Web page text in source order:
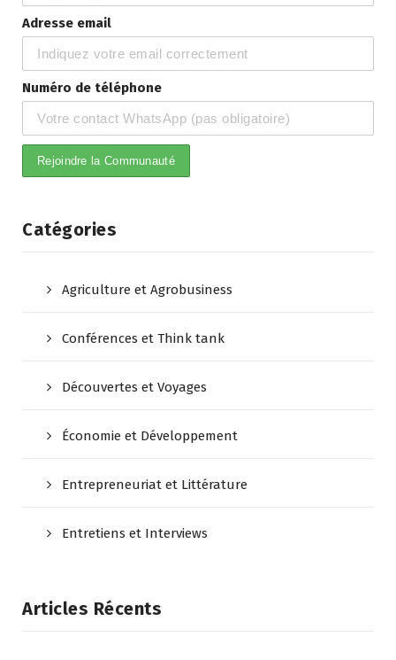
Adresse email
Numéro de téléphone
Catégories
Agriculture et Agrobusiness
Conférences et Think tank
Découvertes et Voyages
Économie et Développement
Entrepreneuriat et Littérature
Entretiens et Interviews
Articles Récents